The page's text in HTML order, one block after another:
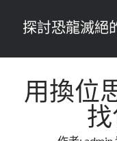
探討恐龍滅絕
用換位
找